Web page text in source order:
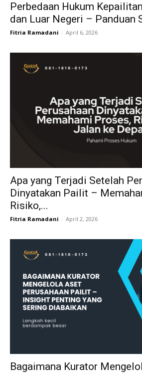
Perbedaan Hukum
dan Luar Negeri – Panduan
Fitria Ramadani - April 6, 2026
Apa yang Terjadi Setelah
Dinyatakan Pailit –
Risiko,...
Fitria Ramadani - April 2, 2026
Bagaimana Kurator